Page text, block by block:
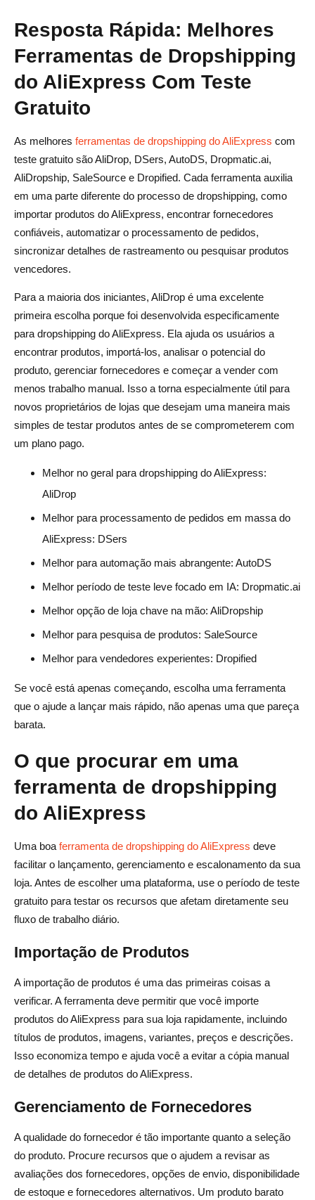
de Atendimento
Evite Escolher Apenas Pelo Preço
Por que o AliDrop é uma Ótima Escolha para
Dropshipping no AliExpress?
Escolher uma Ferramenta Sem Verificar os Limites da
Avaliação
Ignorar a Qualidade do Fornecedor
Usar Demasiadas Ferramentas ao Mesmo Tempo
Esquecer os Custos a Longo Prazo
Conclusão
Perguntas Frequentes sobre Ferramentas de
Dropshipping do AliExpress com Teste Gratuito
Qual é a melhor ferramenta de dropshipping do
Um teste gratuito é suficiente para começar o
Que recursos devo testar durante um teste gratuito de
Qual ferramenta de dropshipping do AliExpress é a
Posso usar ferramentas de dropshipping do AliExpress
Qual é a diferença entre AliDrop e DSers?
As ferramentas de dropshipping do AliExpress
Vale a pena pagar pelas ferramentas de dropshipping do
Como escolho a ferramenta de dropshipping do
AliExpress certa?
Perguntas Frequentes sobre Ferramentas de
Qual é a melhor ferramenta de dropshipping do
gratuitas?
Um teste gratuito é suficiente para começar o
dropshipping no AliExpress?
Quais recursos devo testar durante um teste gratuito de
Qual ferramenta de dropshipping do AliExpress é melhor
para iniciantes?
Posso usar ferramentas de dropshipping do AliExpress
com o Shopify?
Resposta Rápida: Melhores
Ferramentas de Dropshipping
do AliExpress Com Teste
Gratuito
As melhores ferramentas de dropshipping do AliExpress com
teste gratuito são AliDrop, DSers, AutoDS, Dropmatic.ai,
AliDropship, SaleSource e Dropified. Cada ferramenta auxilia
em uma parte diferente do processo de dropshipping, como
importar produtos do AliExpress, encontrar fornecedores
confiáveis, automatizar o processamento de pedidos,
sincronizar detalhes de rastreamento ou pesquisar produtos
vencedores.
Para a maioria dos iniciantes, AliDrop é uma excelente
primeira escolha porque foi desenvolvida especificamente
para dropshipping do AliExpress. Ela ajuda os usuários a
encontrar produtos, importá-los, analisar o potencial do
produto, gerenciar fornecedores e começar a vender com
menos trabalho manual. Isso a torna especialmente útil para
novos proprietários de lojas que desejam uma maneira mais
simples de testar produtos antes de se comprometerem com
um plano pago.
Melhor no geral para dropshipping do AliExpress:
AliDrop
Melhor para processamento de pedidos em massa do
AliExpress: DSers
Melhor para automação mais abrangente: AutoDS
Melhor período de teste leve focado em IA: Dropmatic.ai
Melhor opção de loja chave na mão: AliDropship
Melhor para pesquisa de produtos: SaleSource
Melhor para vendedores experientes: Dropified
Se você está apenas começando, escolha uma ferramenta
que o ajude a lançar mais rápido, não apenas uma que pareça
barata.
O que procurar em uma
ferramenta de dropshipping
do AliExpress
Uma boa ferramenta de dropshipping do AliExpress deve
facilitar o lançamento, gerenciamento e escalonamento da sua
loja. Antes de escolher uma plataforma, use o período de teste
gratuito para testar os recursos que afetam diretamente seu
fluxo de trabalho diário.
Importação de Produtos
A importação de produtos é uma das primeiras coisas a
verificar. A ferramenta deve permitir que você importe
produtos do AliExpress para sua loja rapidamente, incluindo
títulos de produtos, imagens, variantes, preços e descrições.
Isso economiza tempo e ajuda você a evitar a cópia manual
de detalhes de produtos do AliExpress.
Gerenciamento de Fornecedores
A qualidade do fornecedor é tão importante quanto a seleção
do produto. Procure recursos que o ajudem a revisar as
avaliações dos fornecedores, opções de envio, disponibilidade
de estoque e fornecedores alternativos. Um produto barato